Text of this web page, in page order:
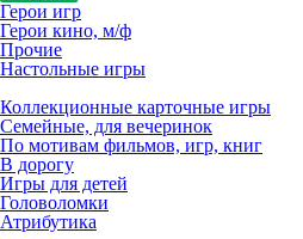
Герои игр
Герои кино, м/ф
Прочие
Настольные игры
Коллекционные карточные игры
Семейные, для вечеринок
По мотивам фильмов, игр, книг
В дорогу
Игры для детей
Головоломки
Атрибутика